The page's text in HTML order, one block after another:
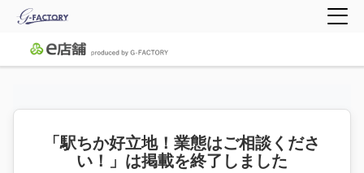
「駅ちか好立地！業態はご相談くださ
い！」は掲載を終了しました